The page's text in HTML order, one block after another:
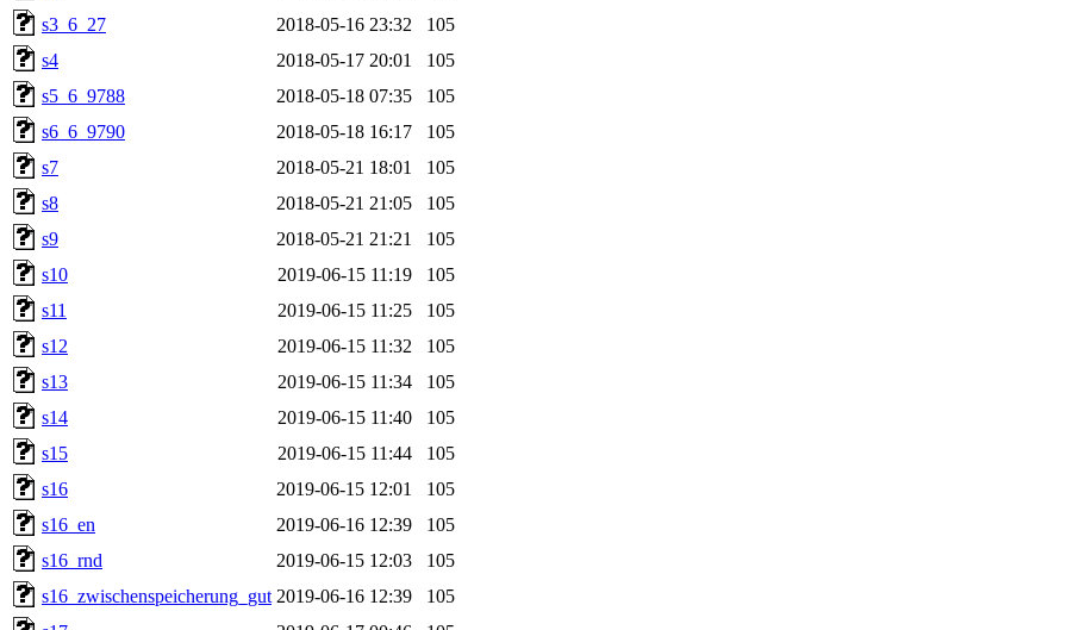
s3_6_27
2018-05-16 23:32
105
s4
2018-05-17 20:01
105
s5_6_9788
2018-05-18 07:35
105
s6_6_9790
2018-05-18 16:17
105
s7
2018-05-21 18:01
105
s8
2018-05-21 21:05
105
s9
2018-05-21 21:21
105
s10
2019-06-15 11:19
105
s11
2019-06-15 11:25
105
s12
2019-06-15 11:32
105
s13
2019-06-15 11:34
105
s14
2019-06-15 11:40
105
s15
2019-06-15 11:44
105
s16
2019-06-15 12:01
105
s16_en
2019-06-16 12:39
105
s16_rnd
2019-06-15 12:03
105
s16_zwischenspeicherung_gut 2019-06-16 12:39
105